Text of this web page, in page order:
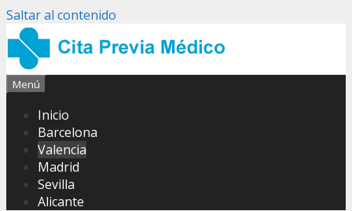
Saltar al contenido
Menú
Inicio
Barcelona
Valencia
Madrid
Sevilla
Alicante